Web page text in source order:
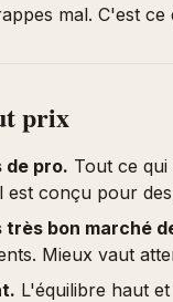
mal. C'est
prix
de pro. Tout ce
est conçu pour
bon marché
Mieux vaut
L'équilibre haut